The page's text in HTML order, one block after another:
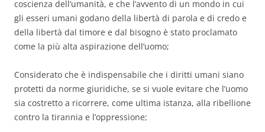
coscienza dell’umanità, e che l’avvento di un mondo in cui
gli esseri umani godano della libertà di parola e di credo e
della libertà dal timore e dal bisogno è stato proclamato
come la più alta aspirazione dell’uomo;
Considerato che è indispensabile che i diritti umani siano
protetti da norme giuridiche, se si vuole evitare che l’uomo
sia costretto a ricorrere, come ultima istanza, alla ribellione
contro la tirannia e l’oppressione;